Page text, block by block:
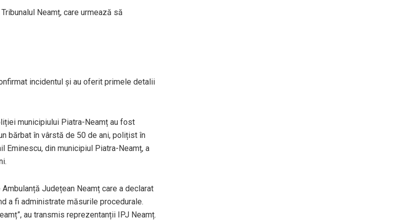
Neamț, care urmează să
incidentul și au oferit primele detalii
municipiului Piatra-Neamț au fost
bărbat în vârstă de 50 de ani, polițist în
Eminescu, din municipiul Piatra-Neamț, a
Județean Neamț care a declarat
a fi administrate măsurile procedurale.
au transmis reprezentanții IPJ Neamț.